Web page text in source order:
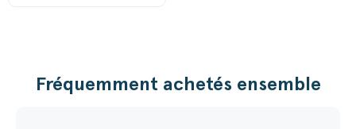
Fréquemment achetés ensemble